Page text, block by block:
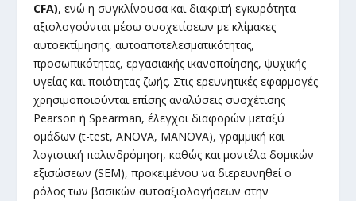
CFA), ενώ η συγκλίνουσα και διακριτή εγκυρότητα
αξιολογούνται μέσω συσχετίσεων με κλίμακες
αυτοεκτίμησης, αυτοαποτελεσματικότητας,
προσωπικότητας, εργασιακής ικανοποίησης, ψυχικής
υγείας και ποιότητας ζωής. Στις ερευνητικές εφαρμογές
χρησιμοποιούνται επίσης αναλύσεις συσχέτισης
Pearson ή Spearman, έλεγχοι διαφορών μεταξύ
ομάδων (t-test, ANOVA, MANOVA), γραμμική και
λογιστική παλινδρόμηση, καθώς και μοντέλα δομικών
εξισώσεων (SEM), προκειμένου να διερευνηθεί ο
ρόλος των βασικών αυτοαξιολογήσεων στην